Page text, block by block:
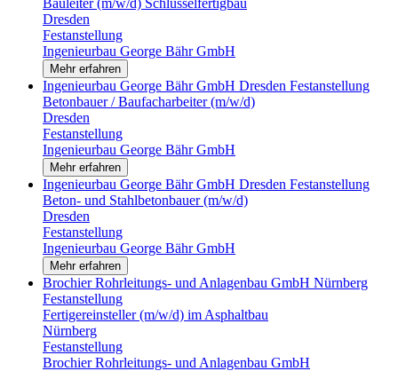
Dresden
Festanstellung
Ingenieurbau George Bähr GmbH
Mehr erfahren
Ingenieurbau George Bähr GmbH Dresden Festanstellung
Betonbauer / Baufacharbeiter (m/w/d)
Dresden
Festanstellung
Ingenieurbau George Bähr GmbH
Mehr erfahren
Ingenieurbau George Bähr GmbH Dresden Festanstellung
Beton- und Stahlbetonbauer (m/w/d)
Dresden
Festanstellung
Ingenieurbau George Bähr GmbH
Mehr erfahren
Brochier Rohrleitungs- und Anlagenbau GmbH Nürnberg
Festanstellung
Fertigereinsteller (m/w/d) im Asphaltbau
Nürnberg
Festanstellung
Brochier Rohrleitungs- und Anlagenbau GmbH